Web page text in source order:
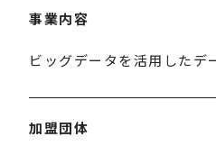
事業内容
ビッグデータを活用したデ
加盟団体